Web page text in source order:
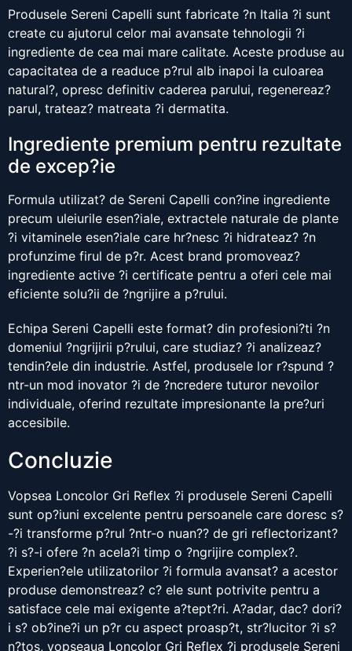
Produsele Sereni Capelli sunt fabricate ?n Italia ?i sunt
create cu ajutorul celor mai avansate tehnologii ?i
ingrediente de cea mai mare calitate. Aceste produse au
capacitatea de a readuce p?rul alb inapoi la culoarea
natural?, opresc definitiv caderea parului, regenereaz?
parul, trateaz? matreata ?i dermatita.
Ingrediente premium pentru rezultate
de excep?ie
Formula utilizat? de Sereni Capelli con?ine ingrediente
precum uleiurile esen?iale, extractele naturale de plante
?i vitaminele esen?iale care hr?nesc ?i hidrateaz? ?n
profunzime firul de p?r. Acest brand promoveaz?
ingrediente active ?i certificate pentru a oferi cele mai
eficiente solu?ii de ?ngrijire a p?rului.
Echipa Sereni Capelli este format? din profesioni?ti ?n
domeniul ?ngrijirii p?rului, care studiaz? ?i analizeaz?
tendin?ele din industrie. Astfel, produsele lor r?spund ?
ntr-un mod inovator ?i de ?ncredere tuturor nevoilor
individuale, oferind rezultate impresionante la pre?uri
accesibile.
Concluzie
Vopsea Loncolor Gri Reflex ?i produsele Sereni Capelli
sunt op?iuni excelente pentru persoanele care doresc s?
-?i transforme p?rul ?ntr-o nuan?? de gri reflectorizant?
?i s?-i ofere ?n acela?i timp o ?ngrijire complex?.
Experien?ele utilizatorilor ?i formula avansat? a acestor
produse demonstreaz? c? ele sunt potrivite pentru a
satisface cele mai exigente a?tept?ri. A?adar, dac? dori?
i s? ob?ine?i un p?r cu aspect proasp?t, str?lucitor ?i s?
n?tos, vopseaua Loncolor Gri Reflex ?i produsele Sereni